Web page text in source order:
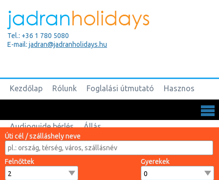
Tel.: +36 1 780 5080
E-mail: jadran@jadranholidays.hu
Kezdőlap Rólunk Foglalási útmutató Hasznos
Audioguide bérlés Állás
Úti cél / szálláshely neve
Felnőttek Gyerekek